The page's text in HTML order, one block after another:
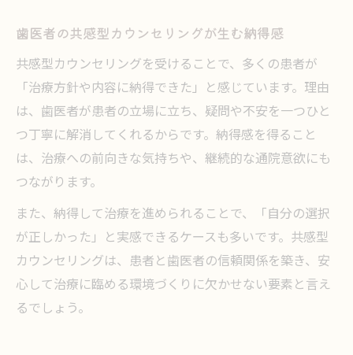
歯医者の共感型カウンセリングが生む納得感
共感型カウンセリングを受けることで、多くの患者が
「治療方針や内容に納得できた」と感じています。理由
は、歯医者が患者の立場に立ち、疑問や不安を一つひと
つ丁寧に解消してくれるからです。納得感を得ること
は、治療への前向きな気持ちや、継続的な通院意欲にも
つながります。
また、納得して治療を進められることで、「自分の選択
が正しかった」と実感できるケースも多いです。共感型
カウンセリングは、患者と歯医者の信頼関係を築き、安
心して治療に臨める環境づくりに欠かせない要素と言え
るでしょう。